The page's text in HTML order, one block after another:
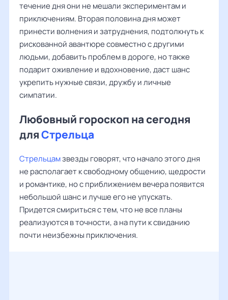
течение дня они не мешали экспериментам и
приключениям. Вторая половина дня может
принести волнения и затруднения, подтолкнуть к
рискованной авантюре совместно с другими
людьми, добавить проблем в дороге, но также
подарит оживление и вдохновение, даст шанс
укрепить нужные связи, дружбу и личные
симпатии.
Любовный гороскоп на сегодня
дляСтрельца
Стрельцамзвезды говорят, что начало этого дня
не располагает к свободному общению, щедрости
и романтике, но с приближением вечера появится
небольшой шанс и лучше его не упускать.
Придется смириться с тем, что не все планы
реализуются в точности, а на пути к свиданию
почти неизбежны приключения.